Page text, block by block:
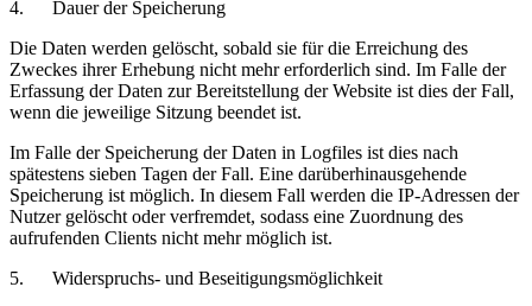
4. Dauer der Speicherung
Die Daten werden gelöscht, sobald sie für die Erreichung des
Zweckes ihrer Erhebung nicht mehr erforderlich sind. Im Falle der
Erfassung der Daten zur Bereitstellung der Website ist dies der Fall,
wenn die jeweilige Sitzung beendet ist.
Im Falle der Speicherung der Daten in Logfiles ist dies nach
spätestens sieben Tagen der Fall. Eine darüberhinausgehende
Speicherung ist möglich. In diesem Fall werden die IP-Adressen der
Nutzer gelöscht oder verfremdet, sodass eine Zuordnung des
aufrufenden Clients nicht mehr möglich ist.
5. Widerspruchs- und Beseitigungsmöglichkeit